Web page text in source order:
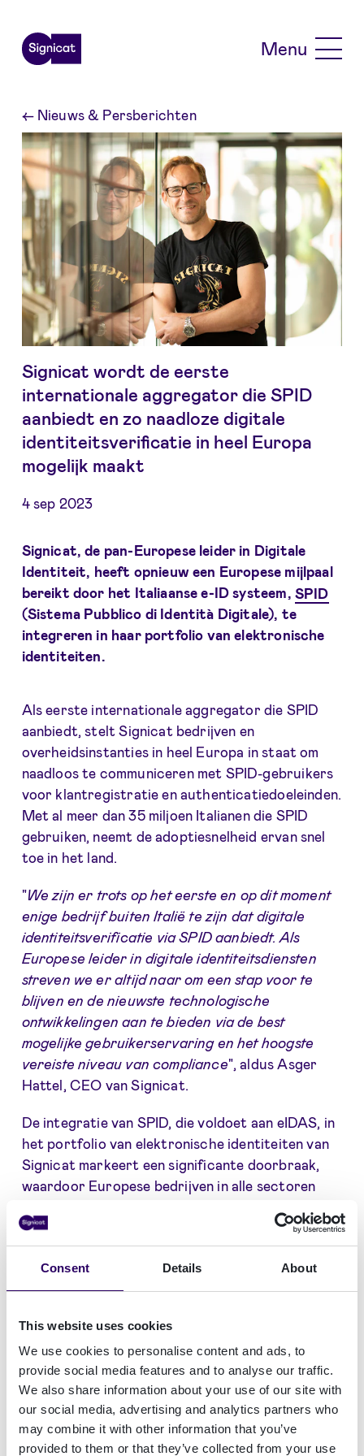
Consent Details About
This website uses cookies
We use cookies to personalise content and ads, to
provide social media features and to analyse our traffic.
We also share information about your use of our site with
our social media, advertising and analytics partners who
may combine it with other information that you’ve
provided to them or that they’ve collected from your use
Menu
←Nieuws & Persberichten
4 sep 2023
Signicat wordt de eerste
internationale aggregator die SPID
aanbiedt en zo naadloze digitale
identiteitsverificatie in heel Europa
mogelijk maakt
Signicat, de pan-Europese leider in Digitale
Identiteit, heeft opnieuw een Europese mijlpaal
bereikt door het Italiaanse e-ID systeem, SPID
(Sistema Pubblico di Identità Digitale), te
integreren in haar portfolio van elektronische
identiteiten.
Als eerste internationale aggregator die SPID
aanbiedt, stelt Signicat bedrijven en
overheidsinstanties in heel Europa in staat om
naadloos te communiceren met SPID-gebruikers
voor klantregistratie en authenticatiedoeleinden.
Met al meer dan 35 miljoen Italianen die SPID
gebruiken, neemt de adoptiesnelheid ervan snel
toe in het land.
"We zijn er trots op het eerste en op dit moment
enige bedrijf buiten Italië te zijn dat digitale
identiteitsverificatie via SPID aanbiedt. Als
Europese leider in digitale identiteitsdiensten
streven we er altijd naar om een stap voor te
blijven en de nieuwste technologische
ontwikkelingen aan te bieden via de best
mogelijke gebruikerservaring en het hoogste
vereiste niveau van compliance", aldus Asger
Hattel, CEO van Signicat.
De integratie van SPID, die voldoet aan eIDAS, in
het portfolio van elektronische identiteiten van
Signicat markeert een significante doorbraak,
waardoor Europese bedrijven in alle sectoren
onboarding processen. Italiaanse burgers die in
andere Europese landen wonen, kunnen SPID
gebruiken voor diensten zoals het openen van
bankrekeningen, het huren van auto's of het
dienstverleners dit accepteren. Deze
ontwikkeling overbrugt effectief de kloof tussen
burgers en bedrijven in heel Europa en bevordert
verhoogde niveaus van interactie en
betrokkenheid.